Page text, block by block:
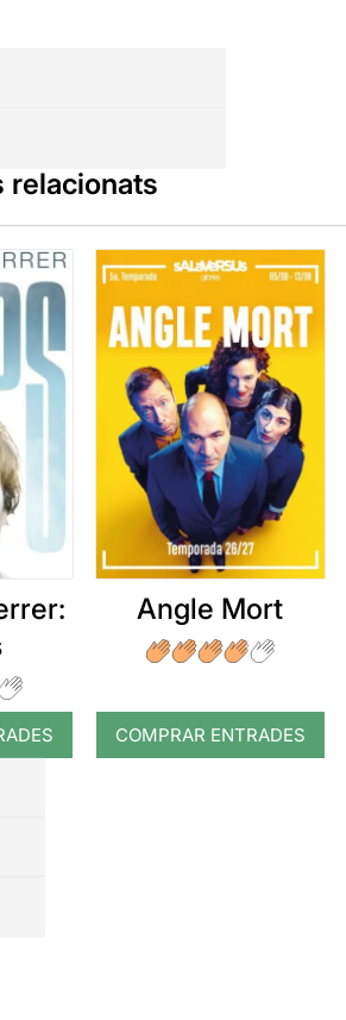
relacionats
Angle Mort
COMPRAR ENTRADES